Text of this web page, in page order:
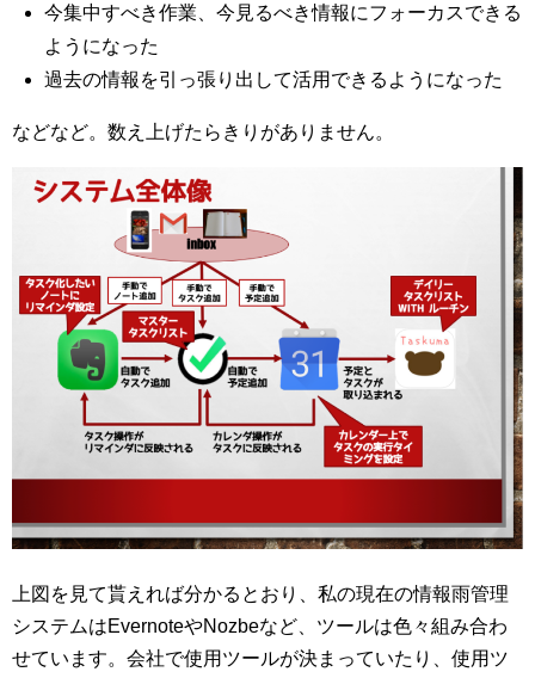
今集中すべき作業、今見るべき情報にフォーカスできる
ようになった
過去の情報を引っ張り出して活用できるようになった
などなど。数え上げたらきりがありません。
上図を見て貰えれば分かるとおり、私の現在の情報雨管理
システムはEvernoteやNozbeなど、ツールは色々組み合わ
せています。会社で使用ツールが決まっていたり、使用ツ